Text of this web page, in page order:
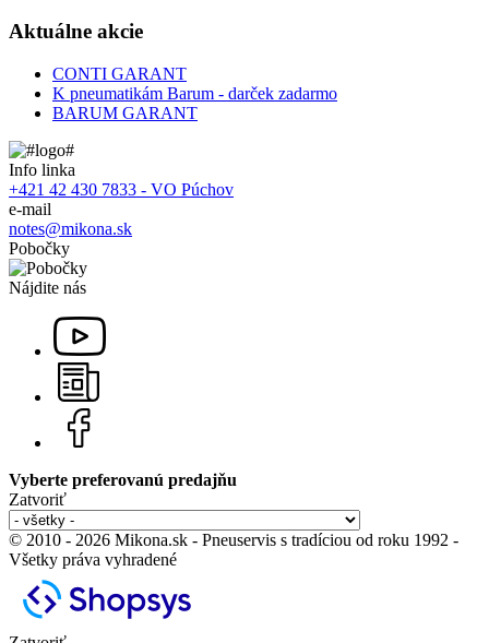
Aktuálne akcie
CONTI GARANT
K pneumatikám Barum - darček zadarmo
BARUM GARANT
Info linka
+421 42 430 7833 - VO Púchov
e-mail
notes@mikona.sk
Pobočky
Nájdite nás
Vyberte preferovanú predajňu
Zatvoriť
© 2010 - 2026 Mikona.sk - Pneuservis s tradíciou od roku 1992 -
Všetky práva vyhradené